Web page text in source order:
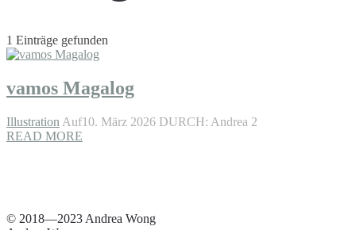
1 Einträge gefunden
vamos Magalog
Illustration Auf10. März 2026 DURCH: Andrea 2
READ MORE
© 2018—2023 Andrea Wong